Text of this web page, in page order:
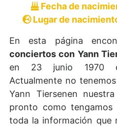
Fecha de
Lugar de
En esta página
conciertos con Yann
en 23 junio 1970
Actualmente no
Yann Tiersenen
pronto como
toda la información que